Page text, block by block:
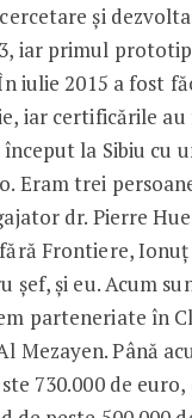
și
iar primul
iulie 2015 a fost
iar certificările
început la Sibiu cu
Eram trei
dr. Pierre
Frontiere, Ionuț
șef, și eu. Acum
parteneriate în
Mezayen. Până
730.000 de